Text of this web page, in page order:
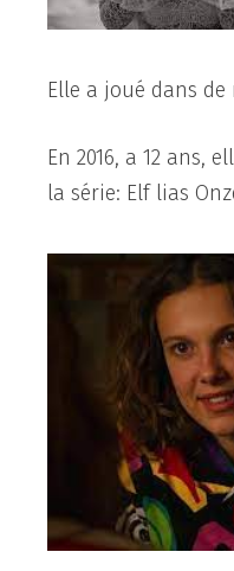
Elle a joué dans
En 2016, a 12 ans,
la série: Elf lias